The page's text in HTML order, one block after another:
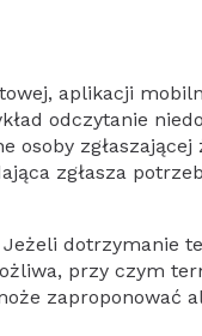
aplikacji
odczytanie
zgłaszającej
zgłasza
dotrzymanie
przy czym
zaproponować